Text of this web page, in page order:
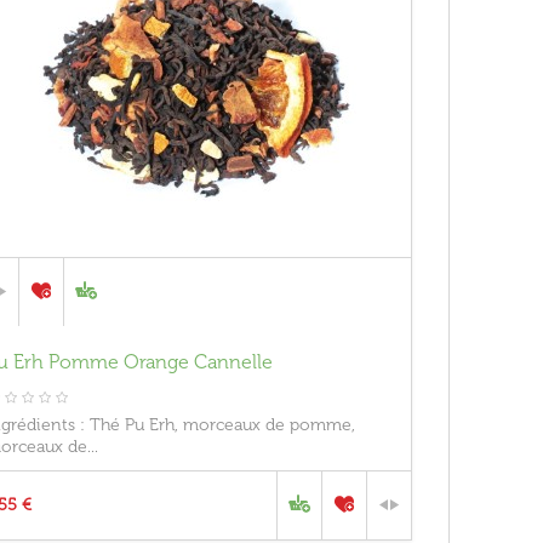
Erh Pomme Orange Cannelle
: Thé Pu Erh, morceaux de pomme,
de...
€